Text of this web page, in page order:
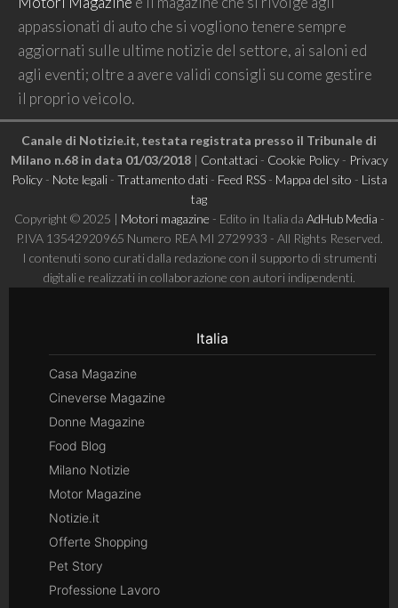
appassionati di auto che si vogliono tenere sempre
aggiornati sulle ultime notizie del settore, ai saloni ed
agli eventi; oltre a avere validi consigli su come gestire
il proprio veicolo.
Canale di Notizie.it, testata registrata presso il Tribunale di
Milano n.68 in data 01/03/2018| Contattaci- Cookie Policy- Privacy
Policy- Note legali- Trattamento dati- Feed RSS- Mappa del sito - Lista
tag
Copyright © 2025 | Motori magazine - Edito in Italia da AdHub Media -
P.IVA 13542920965 Numero REA MI 2729933 - All Rights Reserved.
I contenuti sono curati dalla redazione con il supporto di strumenti
digitali e realizzati in collaborazione con autori indipendenti.
Italia
Casa Magazine
Cineverse Magazine
Donne Magazine
Food Blog
Milano Notizie
Motor Magazine
Notizie.it
Offerte Shopping
Pet Story
Professione Lavoro